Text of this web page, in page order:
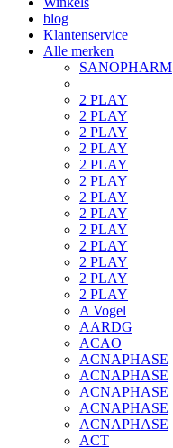
blog
Klantenservice
Alle merken
SANOPHARM
2 PLAY
2 PLAY
2 PLAY
2 PLAY
2 PLAY
2 PLAY
2 PLAY
2 PLAY
2 PLAY
2 PLAY
2 PLAY
2 PLAY
2 PLAY
A Vogel
AARDG
ACAO
ACNAPHASE
ACNAPHASE
ACNAPHASE
ACNAPHASE
ACNAPHASE
ACT